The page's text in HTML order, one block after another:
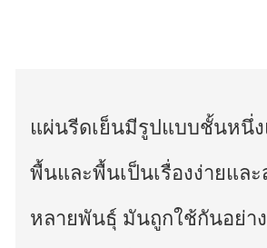
แผ่นรีดเย็นมีรูปแบบชั้นหนึ่
พื้นและพื้นเป็นเรื่องง่ายแล
หลายพันธุ์ มันถูกใช้กันอย่า